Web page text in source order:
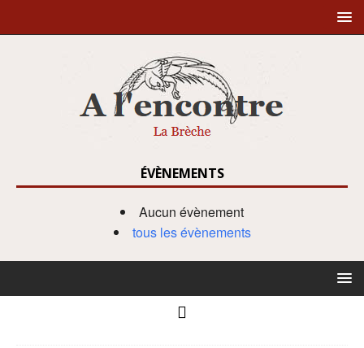
ÉVÈNEMENTS
Aucun évènement
tous les évènements